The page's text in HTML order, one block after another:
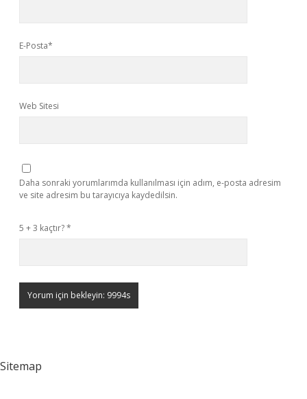
E-Posta*
Web Sitesi
Daha sonraki yorumlarımda kullanılması için adım, e-posta adresim
ve site adresim bu tarayıcıya kaydedilsin.
5 + 3 kaçtır?*
Sitemap